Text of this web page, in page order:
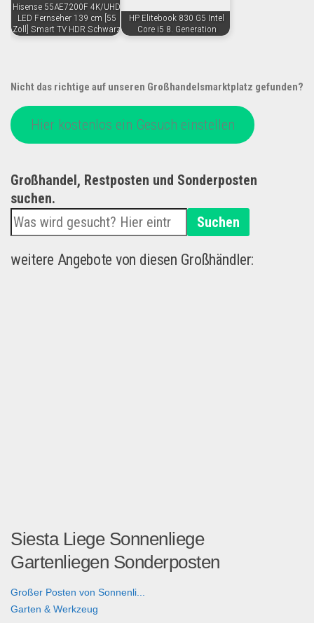
Hisense 55AE7200F 4K/UHD
LED Fernseher 139 cm [55
Zoll] Smart TV HDR Schwarz
HP Elitebook 830 G5 Intel
Core i5 8. Generation
Nicht das richtige auf unseren Großhandelsmarktplatz gefunden?
Hier kostenlos ein Gesuch einstellen
Großhandel, Restposten und Sonderposten
suchen.
Suchen
weitere Angebote von diesen Großhändler:
Siesta Liege Sonnenliege
Gartenliegen Sonderposten
Großer Posten von Sonnenli...
Garten & Werkzeug